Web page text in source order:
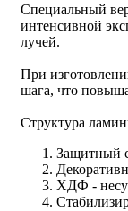
Специальный
интенсивной
лучей.
При
шага, что
Структура
Защитный
ХДФ -